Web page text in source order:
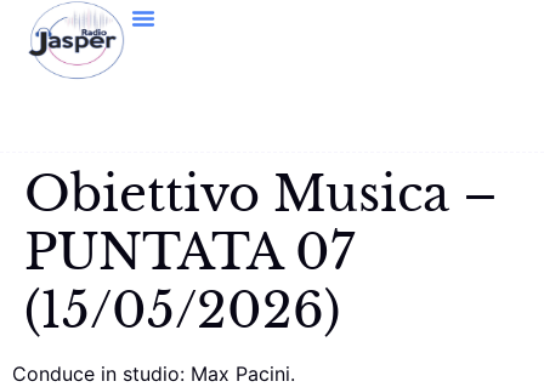
Obiettivo Musica –
PUNTATA 07
(15/05/2026)
Conduce in studio: Max Pacini.